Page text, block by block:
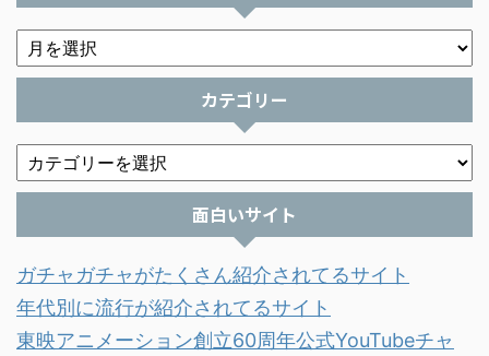
カテゴリー
面白いサイト
ガチャガチャがたくさん紹介されてるサイト
年代別に流行が紹介されてるサイト
東映アニメーション創立60周年公式YouTubeチャ